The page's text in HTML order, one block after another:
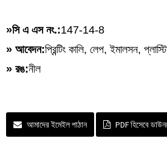
»সি এ এস নং.:147-14-8
» আবেদন:প্রিন্টিং কালি, লেপ, ইমালসন,
» রঙ:নীল
আমাদের ইমেইল পাঠান PDF হিসেবে